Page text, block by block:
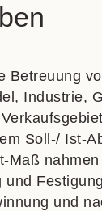
Betreuung
Industrie,
Soll-/ Ist-
Maß
und
und